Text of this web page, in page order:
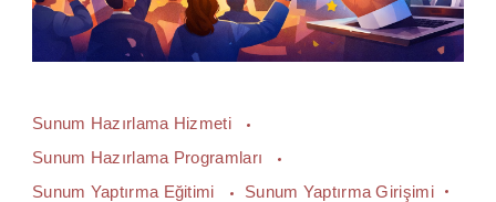
Sunum Hazırlama Hizmeti
Sunum Hazırlama Programları
Sunum Yaptırma Eğitimi
Sunum Yaptırma Girişimi